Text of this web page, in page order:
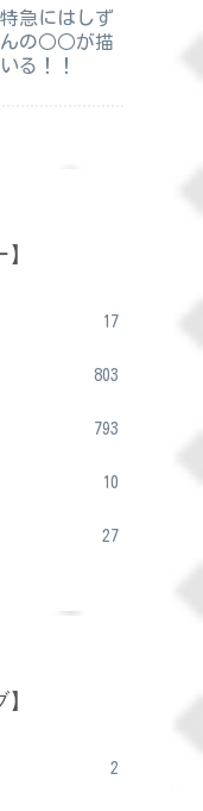
急にはしず
んの○○が描
る！！
17
803
793
10
27
2